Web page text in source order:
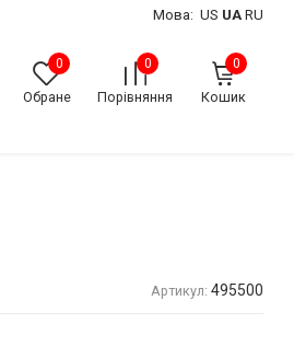
Мова: US UA RU
0
Обране
0
Порівняння
0
Кошик
Артикул: 495500